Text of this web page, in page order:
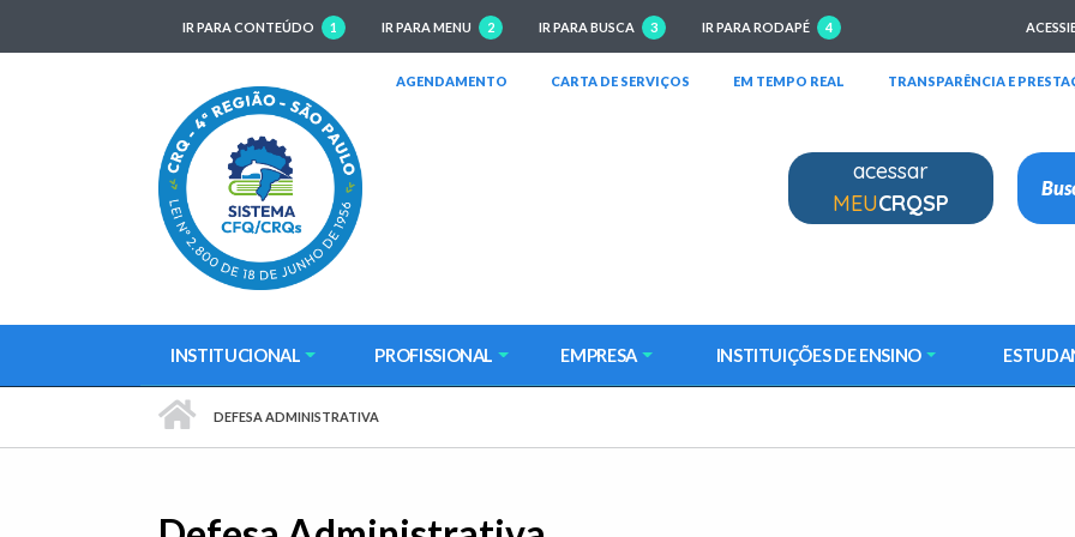
IR PARA CONTEÚDO 1 IR PARA MENU 2 IR PARA BUSCA 3 IR PARA RODAPÉ 4
AGENDAMENTO (ABRIRÁ EM NOVA JANELA)
CARTA DE SERVIÇOS (ABRIRÁ EM NOVA JANELA)
EM TEMPO REAL (ABRIRÁ EM NOVA JANELA)
TRANSPARÊNCIA E
acessar
MEUCRQSP
INSTITUCIONAL PROFISSIONAL EMPRESA INSTITUIÇÕES DE ENSINO
DEFESA ADMINISTRATIVA